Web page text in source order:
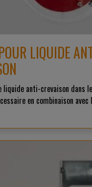
LIQUIDE
liquide anti-crevaison dans
en combinaison